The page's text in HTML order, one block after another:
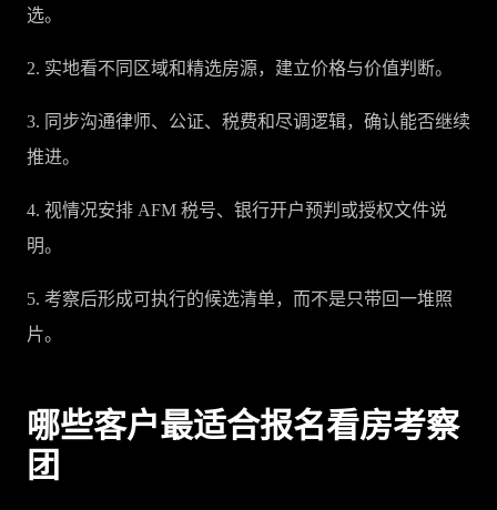
选。
2. 实地看不同区域和精选房源，建立价格与价值判断。
3. 同步沟通律师、公证、税费和尽调逻辑，确认能否继续
推进。
4. 视情况安排 AFM 税号、银行开户预判或授权文件说
明。
5. 考察后形成可执行的候选清单，而不是只带回一堆照
片。
哪些客户最适合报名看房考察
团